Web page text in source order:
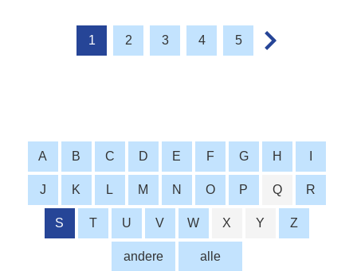
1 2 3 4 5
alle
A B C D E F G H
J K L M N O P Q R
S T U V W X Y Z
andere